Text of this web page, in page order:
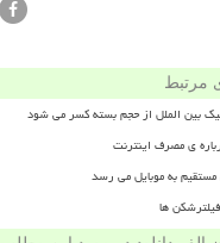
مرتبط
بین الملل از حجم بسته کسر می شود
ی مصرف اینترنت
مستقیم به موبایل می رسد
ها